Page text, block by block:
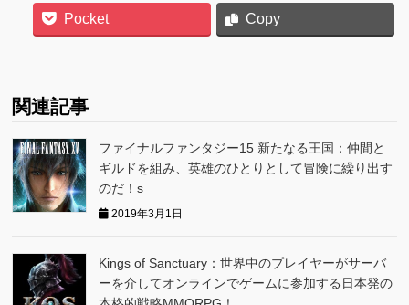
Pocket Copy
関連記事
ファイナルファンタジー15 新たなる王国：仲間と
ギルドを組み、英雄のひとりとして冒険に繰り出す
のだ！s
2019年3月1日
Kings of Sanctuary：世界中のプレイヤーがサーバ
ーを介してオンラインでゲームに参加する日本発の